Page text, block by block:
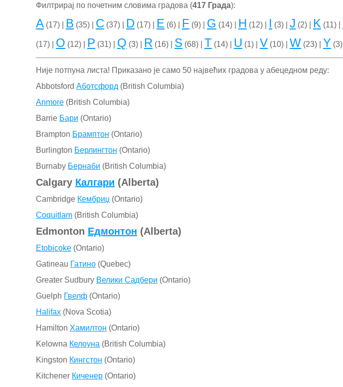
Филтрирај по почетним словима градова (417 Града):
A (17) | B (35) | C (37) | D (17) | E (6) | F (9) | G (14) | H (12) | I (3) | J (2) | K (11) |
(17) | O (12) | P (31) | Q (3) | R (16) | S (68) | T (14) | U (1) | V (10) | W (23) | Y (3) |
Није потпуна листа! Приказано је само 50 највећих градова у абецедном реду:
Abbotsford Аботсфорд (British Columbia)
Anmore (British Columbia)
Barrie Бари (Ontario)
Brampton Брамптон (Ontario)
Burlington Берлингтон (Ontario)
Burnaby Бернаби (British Columbia)
Calgary Калгари (Alberta)
Cambridge Кембриџ (Ontario)
Coquitlam (British Columbia)
Edmonton Едмонтон (Alberta)
Etobicoke (Ontario)
Gatineau Гатино (Quebec)
Greater Sudbury Велики Садбери (Ontario)
Guelph Гвелф (Ontario)
Halifax (Nova Scotia)
Hamilton Хамилтон (Ontario)
Kelowna Келоуна (British Columbia)
Kingston Кингстон (Ontario)
Kitchener Киченер (Ontario)